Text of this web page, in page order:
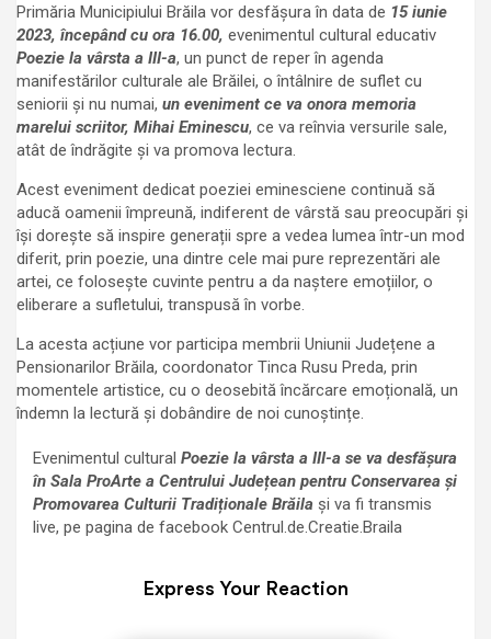
Primăria Municipiului Brăila vor desfășura în data de 15 iunie
2023, începând cu ora 16.00, evenimentul cultural educativ
Poezie la vârsta a III-a, un punct de reper în agenda
manifestărilor culturale ale Brăilei, o întâlnire de suflet cu
seniorii și nu numai, un eveniment ce va onora memoria
marelui scriitor, Mihai Eminescu, ce va reînvia versurile sale,
atât de îndrăgite și va promova lectura.
Acest eveniment dedicat poeziei eminesciene continuă să
aducă oamenii împreună, indiferent de vârstă sau preocupări și
își dorește să inspire generații spre a vedea lumea într-un mod
diferit, prin poezie, una dintre cele mai pure reprezentări ale
artei, ce folosește cuvinte pentru a da naștere emoțiilor, o
eliberare a sufletului, transpusă în vorbe.
La acesta acțiune vor participa membrii Uniunii Județene a
Pensionarilor Brăila, coordonator Tinca Rusu Preda, prin
momentele artistice, cu o deosebită încărcare emoțională, un
îndemn la lectură și dobândire de noi cunoștințe.
Evenimentul cultural Poezie la vârsta a III-a se va desfășura
în Sala ProArte a Centrului Județean pentru Conservarea și
Promovarea Culturii Tradiționale Brăila și va fi transmis
live, pe pagina de facebook Centrul.de.Creatie.Braila
Express Your Reaction